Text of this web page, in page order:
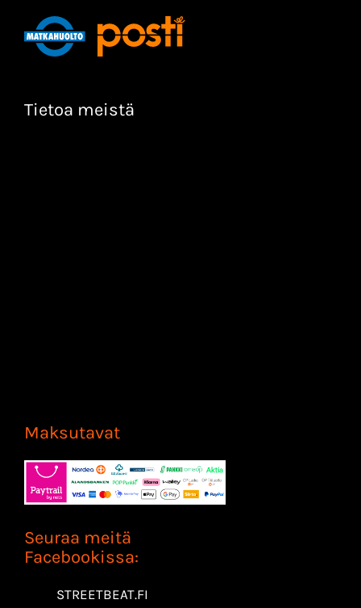
Tietoa meistä
Maksutavat
Seuraa meitä
Facebookissa:
STREETBEAT.FI